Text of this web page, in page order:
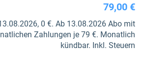
79,00 €
0 €. Ab 13.08.2026 Abo mit
Zahlungen je 79 €. Monatlich
kündbar. Inkl. Steuern